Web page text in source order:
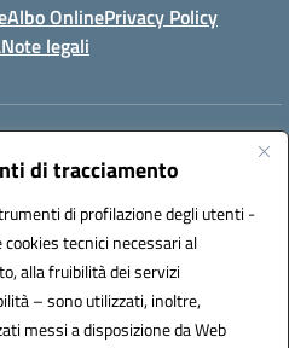
di tracciamento
di profilazione degli utenti -
tecnici necessari al
alla fruibilità dei servizi
– sono utilizzati, inoltre,
messi a disposizione da Web
Albo OnlinePrivacy Policy
Note legali
62024, MATELICA (MC)
mcic80700n@istruzione.it
UF5MY2